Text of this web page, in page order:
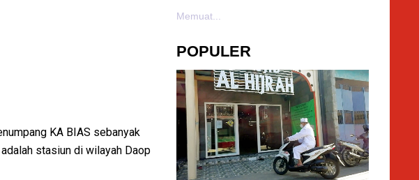
KA BIAS sebanyak
stasiun di wilayah Daop
Memuat...
POPULER